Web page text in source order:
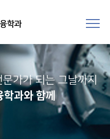
학과
가가 되는 그날까지
과와 함께